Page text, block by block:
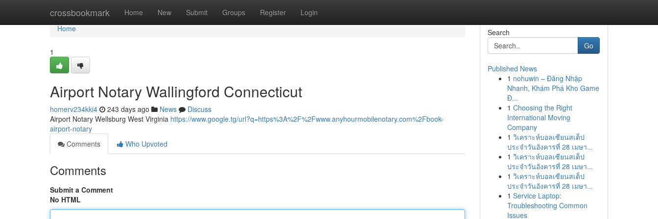
crossbookmark Home New Submit Groups Register Login
Home
Home
1
Airport Notary Wallingford Connecticut
homerv234kki4 243 days ago News
Discuss
Airport Notary Wellsburg West Virginia https://www.google.tg/url?q=https%3A%2F%2Fwww.anyhourmobilenotary.com%2Fbook-
airport-notary
Comments
Who Upvoted
Comments
Submit a Comment
No HTML
Search
Go
Published News
1 nohuwin – Đăng Nhập
Nhanh, Khám Phá Kho Game
Đ...
1 Choosing the Right
International Moving
Company
1 วิเคราะห์บอลเซียนสเต็ป
ประจำวันอังคารที่ 28 เมษา...
1 วิเคราะห์บอลเซียนสเต็ป
ประจำวันอังคารที่ 28 เมษา...
1 วิเคราะห์บอลเซียนสเต็ป
ประจำวันอังคารที่ 28 เมษา...
1 Service Laptop:
Troubleshooting Common
Issues